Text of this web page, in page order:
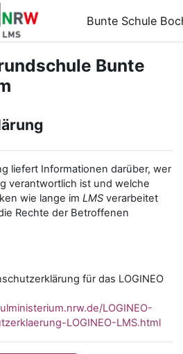
Bunte Schule
Bunte
liefert Informationen darüber, wer
verantwortlich ist und welche
wie lange im LMS verarbeitet
Rechte der Betroffenen
für das LOGINEO
LOGINEO-
LOGINEO-LMS.html